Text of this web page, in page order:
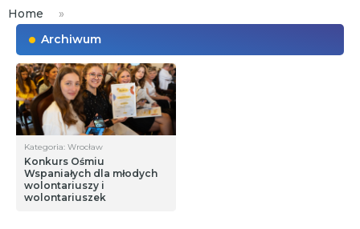
Home
»
Archiwum
Kategoria: Wrocław
Konkurs Ośmiu
Wspaniałych dla młodych
wolontariuszy i
wolontariuszek